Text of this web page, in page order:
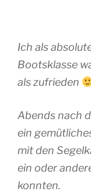
Ich als
Bootsklasse
als zufrieden
Abends nach
ein
mit den
ein oder
konnten.